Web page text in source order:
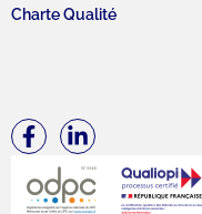
Charte Qualité